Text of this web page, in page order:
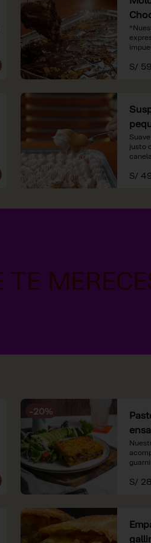
S/
justo
canela.
S/
-20%
S/